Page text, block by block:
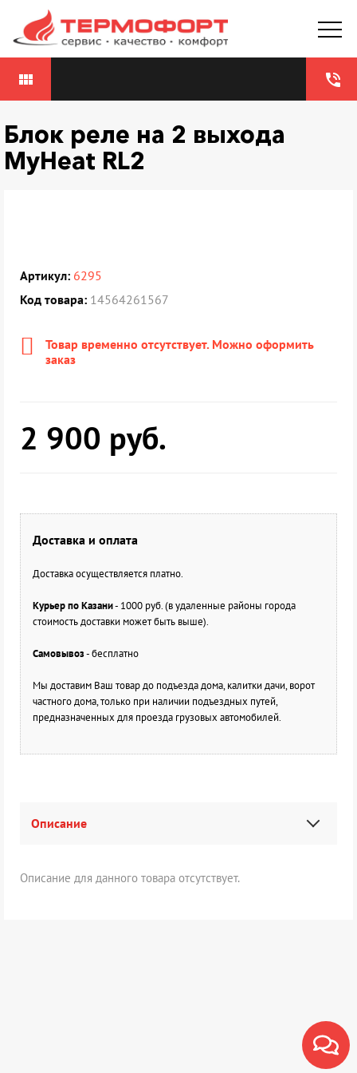
phone_in_talk
view_module
Блок реле на 2 выхода
MyHeat RL2
Артикул: 6295
Код товара: 14564261567
Товар временно отсутствует. Можно оформить
заказ
2 900 руб.
Доставка и оплата
Доставка осуществляется платно.
Курьер по Казани- 1000 руб. (в удаленные районы города
стоимость доставки может быть выше).
Самовывоз- бесплатно
Мы доставим Ваш товар до подъезда дома, калитки дачи, ворот
частного дома, только при наличии подъездных путей,
предназначенных для проезда грузовых автомобилей.
Описание
Описание для данного товара отсутствует.